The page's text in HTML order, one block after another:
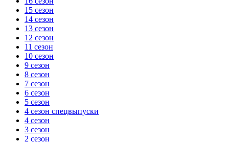
15 сезон
14 сезон
13 сезон
12 сезон
11 сезон
10 сезон
9 сезон
8 сезон
7 сезон
6 сезон
5 сезон
4 сезон спецвыпуски
4 сезон
3 сезон
2 сезон